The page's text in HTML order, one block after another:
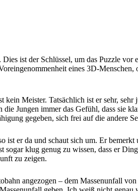
ist der Schlüssel, um das Puzzle
eines 3D-
kein Meister. Tatsächlich ist er sehr,
Jungen immer das Gefühl, dass sie
gegeben, sich frei auf die andere
ist er da und schaut sich um. Er
sogar klug genug zu wissen, dass er
zu zeigen.
angezogen – dem Massenunfall